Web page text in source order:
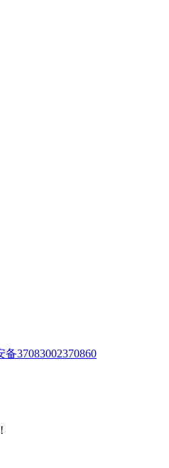
备37083002370860